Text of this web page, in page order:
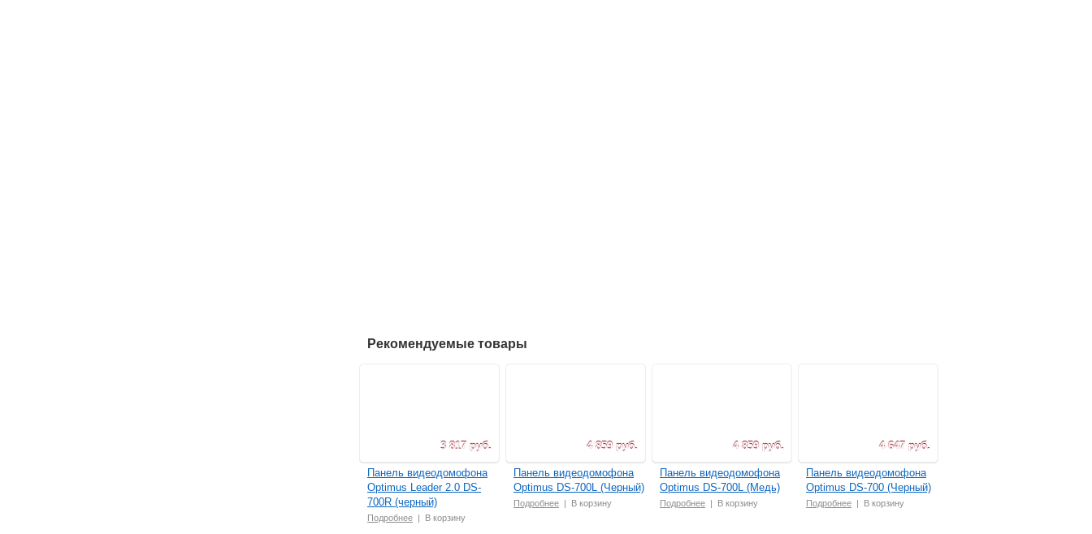
Рекомендуемые товары
3 817 руб.
Панель видеодомофона
Optimus Leader 2.0 DS-
700R (черный)
Подробнее | В корзину
4 859 руб.
Панель видеодомофона
Optimus DS-700L (Черный)
Подробнее | В корзину
4 859 руб.
Панель видеодомофона
Optimus DS-700L (Медь)
Подробнее | В корзину
4 647 руб.
Панель видеодомофона
Optimus DS-700 (Черный)
Подробнее | В корзину